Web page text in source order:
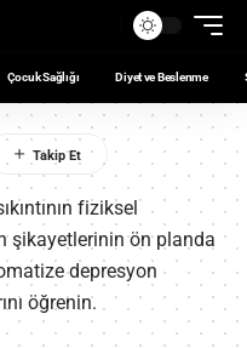
Çocuk Sağlığı Diyet ve Beslenme
fiziksel
şikayetlerinin ön planda
depresyon
öğrenin.